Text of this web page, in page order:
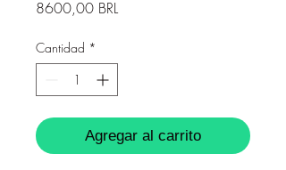
8600,00 BRL
Cantidad *
Agregar al carrito